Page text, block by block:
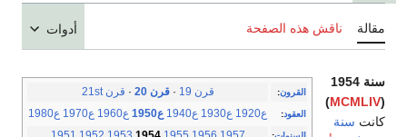
مقالة ناقش هذه الصفحة أدوات
القرون: قرن 19 ·قرن 20 · قرن 21st
العقود: ع1920 ع1930 ع1940 ع1950 ع1960 ع1970 ع1980
سنة 1954
(
MCMLIV
)
كانت سنة